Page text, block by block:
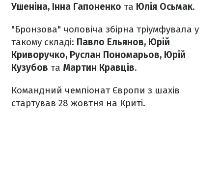
Ушеніна, Інна Гапоненко та Юлія Осьмак.
"Бронзова" чоловіча збірна тріумфувала у
такому складі: Павло Ельянов, Юрій
Криворучко, Руслан Пономарьов, Юрій
Кузубов та Мартин Кравців.
Командний чемпіонат Європи з шахів
стартував 28 жовтня на Криті.